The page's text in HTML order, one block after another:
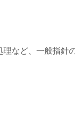
など、一般指針